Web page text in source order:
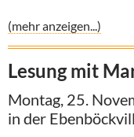
(mehr anzeigen...)
Lesung mit
Montag, 25.
in der